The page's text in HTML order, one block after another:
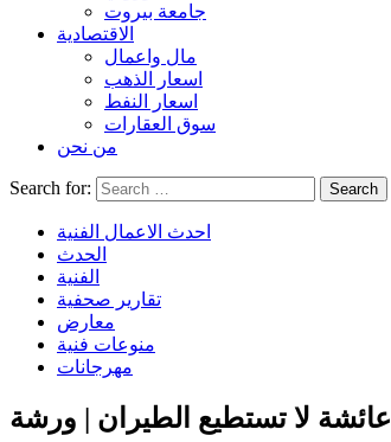
جامعة بيروت
الاقتصادية
مال واعمال
اسعار الذهب
اسعار النفط
سوق العقارات
من نحن
Search for:
احدث الاعمال الفنية
الحدث
الفنية
تقارير صحفية
معارض
منوعات فنية
مهرجانات
عائشة لا تستطيع الطيران | ورشة